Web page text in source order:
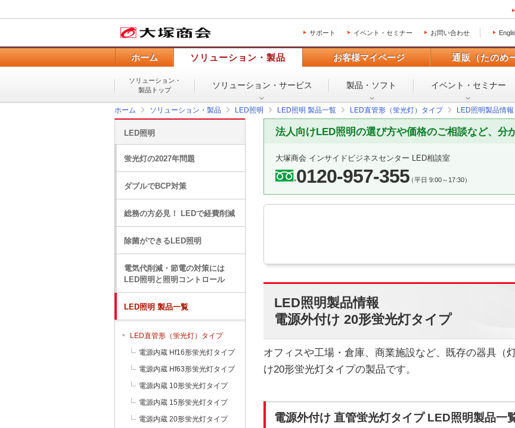
サポート イベント・セミナー お問い合わせ
ホーム ソリューション・製品 お客様マイページ 通販（たのめ
ソリューション・
製品トップ
ソリューション・ サービス 製品・ソフト イベント・ セミナー
ホーム ソリューション・製品 LED照明 LED照明 製品一覧 LED直管形（蛍光灯）タイプ LED照明製品情
法人向けLED照明の選び方や価格のご相談など、分
大塚商会 インサイドビジネスセンター LED相談室
0120-957-355（平日 9:00～17:30）
LED照明製品情報
電源外付け 20形蛍光灯タイプ
オフィスや工場・倉庫、商業施設など、既存の器具（
け20形蛍光灯タイプの製品です。
電源外付け 直管蛍光灯タイプ LED照明製品一
LED照明
蛍光灯の2027年問題
ダブルでBCP対策
総務の方必見！ LEDで経費削減
除菌ができるLED照明
電気代削減・節電の対策には
LED照明と照明コントロール
LED照明 製品一覧
LED直管形（蛍光灯）タイプ
電源内蔵 Hf16形蛍光灯タイプ
電源内蔵 Hf63形蛍光灯タイプ
電源内蔵 10形蛍光灯タイプ
電源内蔵 15形蛍光灯タイプ
電源内蔵 20形蛍光灯タイプ